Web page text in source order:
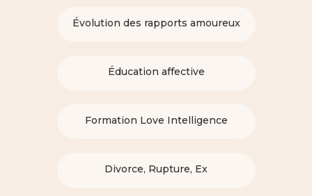
Évolution des rapports amoureux
Éducation affective
Formation Love Intelligence
Divorce, Rupture, Ex